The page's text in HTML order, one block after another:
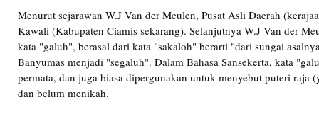
Menurut sejarawan W.J Van der Meulen, Pusat Asli Daerah
Kawali (Kabupaten Ciamis sekarang). Selanjutnya W.J Van der
kata "galuh", berasal dari kata "sakaloh" berarti "dari sungai
Banyumas menjadi "segaluh". Dalam Bahasa Sansekerta, kata
permata, dan juga biasa dipergunakan untuk menyebut puteri raja
dan belum menikah.